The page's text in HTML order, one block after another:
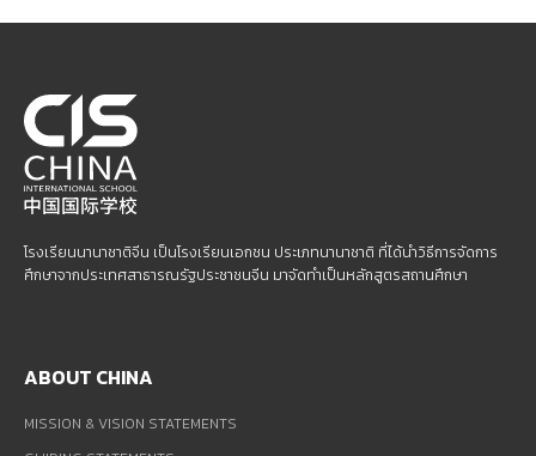
โรงเรียนนานาชาติจีน เป็นโรงเรียนเอกชน ประเภทนานาชาติ ที่ได้นำวิธีการจัดการ
ศึกษาจากประเทศสาธารณรัฐประชาชนจีน มาจัดทำเป็นหลักสูตรสถานศึกษา
ABOUT CHINA
MISSION & VISION STATEMENTS